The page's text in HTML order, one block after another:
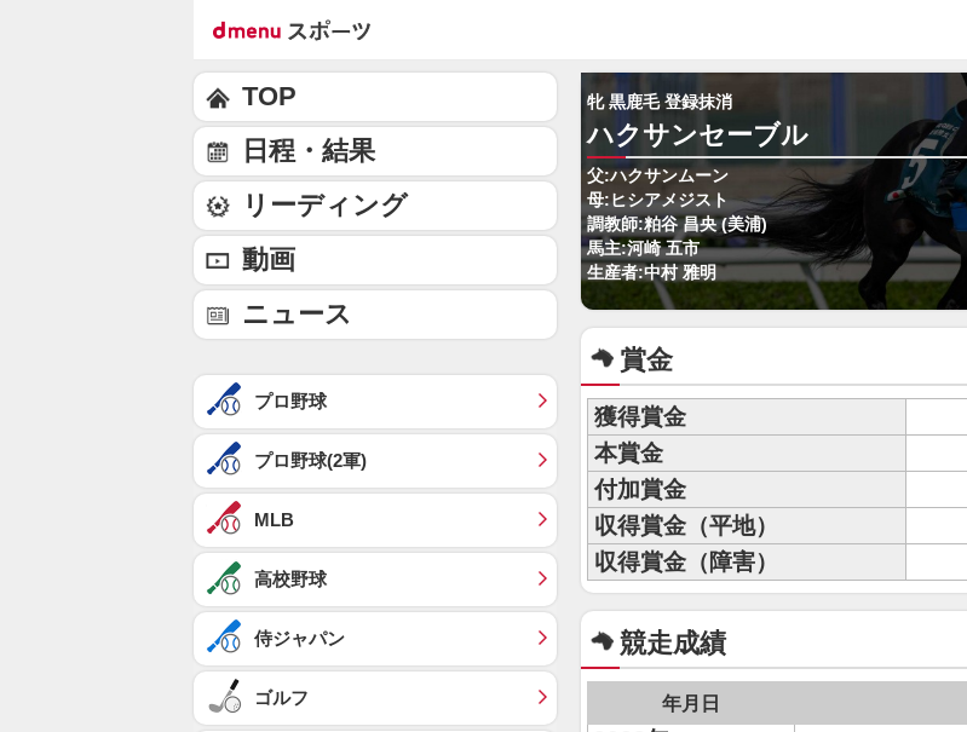
牝 黒鹿毛 登録抹消
ハクサンセーブル
父:ハクサンムーン
母:ヒシアメジスト
調教師:粕谷 昌央 (美浦)
馬主:河崎 五市
生産者:中村 雅明
賞金
獲得賞金
本賞金
付加賞金
収得賞金（平地）
収得賞金（障害）
競走成績
年月日
TOP
日程・結果
リーディング
動画
ニュース
プロ野球
プロ野球(2軍)
MLB
高校野球
侍ジャパン
ゴルフ